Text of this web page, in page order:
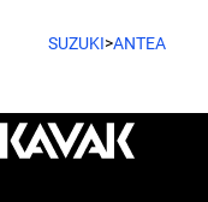
SUZUKI>ANTEA